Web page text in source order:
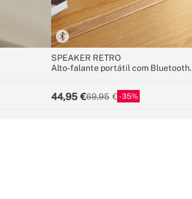
SPEAKER RETRO
Alto-falante portátil com Bluetooth,
44,95 69,95 35